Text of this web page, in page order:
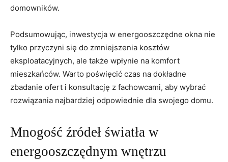
domowników.
Podsumowując, inwestycja w energooszczędne okna nie
tylko przyczyni się do zmniejszenia kosztów
⁢eksploatacyjnych, ale także wpłynie na ⁢komfort⁣
mieszkańców. Warto poświęcić czas na dokładne
zbadanie ofert i ‌konsultację z fachowcami, aby wybrać
rozwiązania najbardziej odpowiednie dla swojego domu.
Mnogość źródeł światła w
energooszczędnym wnętrzu